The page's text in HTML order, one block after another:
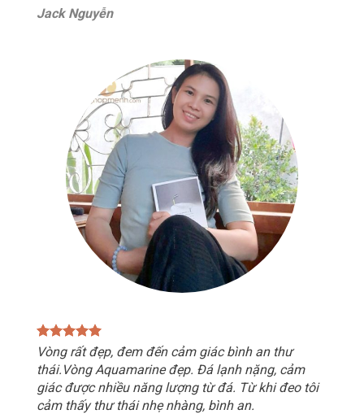
Jack Nguyễn
Vòng rất đẹp, đem đến cảm giác bình an thư
thái.Vòng Aquamarine đẹp. Đá lạnh nặng, cảm
giác được nhiều năng lượng từ đá. Từ khi đeo tôi
cảm thấy thư thái nhẹ nhàng, bình an.